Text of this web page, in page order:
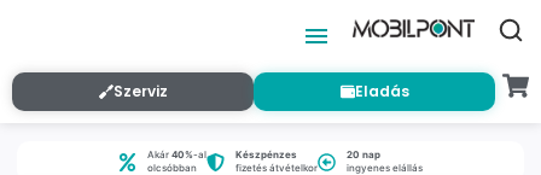
Szerviz Eladás
Akár40%-al
olcsóbban
Készpénzes
fizetés átvételkor
20 nap
ingyenes elállás